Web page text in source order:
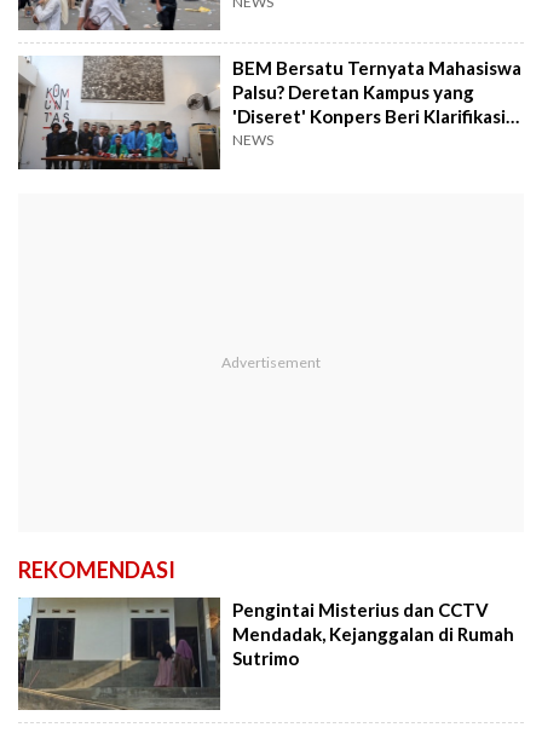
BEM Bersatu Ternyata Mahasiswa
Palsu? Deretan Kampus yang
'Diseret' Konpers Beri Klarifikasi
Keras
NEWS
REKOMENDASI
Pengintai Misterius dan CCTV
Mendadak, Kejanggalan di Rumah
Sutrimo